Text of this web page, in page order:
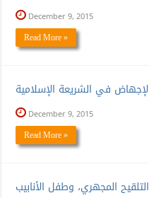
December 9, 2015
Read More »
December 9, 2015
Read More »